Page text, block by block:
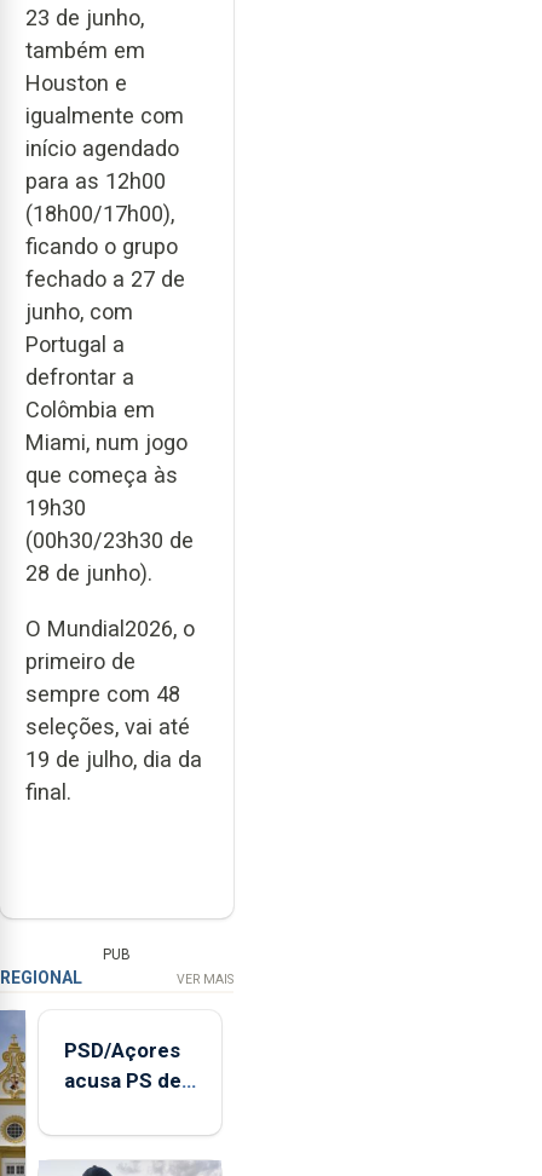
23 de junho,
também em
Houston e
igualmente com
início agendado
para as 12h00
(18h00/17h00),
ficando o grupo
fechado a 27 de
junho, com
Portugal a
defrontar a
Colômbia em
Miami, num jogo
que começa às
19h30
(00h30/23h30 de
28 de junho).
O Mundial2026, o
primeiro de
sempre com 48
seleções, vai até
19 de julho, dia da
final.
PUB
REGIONAL VER MAIS
PSD/Açores
acusa PS de
contraditória"